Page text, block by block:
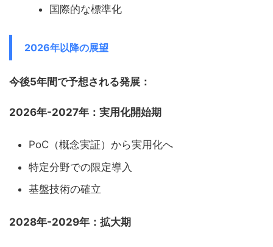
国際的な標準化
2026年以降の展望
今後5年間で予想される発展：
2026年-2027年：実用化開始期
PoC（概念実証）から実用化へ
特定分野での限定導入
基盤技術の確立
2028年-2029年：拡大期